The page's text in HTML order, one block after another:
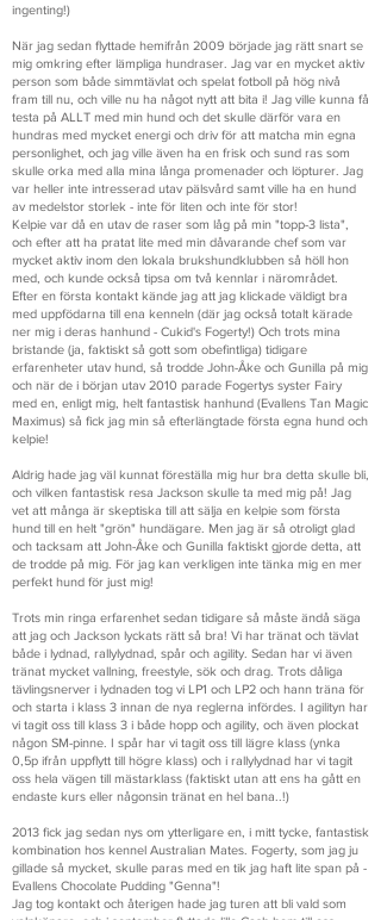
ingenting!)
När jag sedan flyttade hemifrån 2009 började jag rätt snart se
mig omkring efter lämpliga hundraser. Jag var en mycket aktiv
person som både simmtävlat och spelat fotboll på hög nivå
fram till nu, och ville nu ha något nytt att bita i! Jag ville kunna få
testa på ALLT med min hund och det skulle därför vara en
hundras med mycket energi och driv för att matcha min egna
personlighet, och jag ville även ha en frisk och sund ras som
skulle orka med alla mina långa promenader och löpturer. Jag
var heller inte intresserad utav pälsvård samt ville ha en hund
av medelstor storlek - inte för liten och inte för stor!
Kelpie var då en utav de raser som låg på min "topp-3 lista",
och efter att ha pratat lite med min dåvarande chef som var
mycket aktiv inom den lokala brukshundklubben så höll hon
med, och kunde också tipsa om två kennlar i närområdet.
Efter en första kontakt kände jag att jag klickade väldigt bra
med uppfödarna till ena kenneln (där jag också totalt kärade
ner mig i deras hanhund - Cukid's Fogerty!) Och trots mina
bristande (ja, faktiskt så gott som obefintliga) tidigare
erfarenheter utav hund, så trodde John-Åke och Gunilla på mig
och när de i början utav 2010 parade Fogertys syster Fairy
med en, enligt mig, helt fantastisk hanhund (Evallens Tan Magic
Maximus) så fick jag min så efterlängtade första egna hund och
kelpie!
Aldrig hade jag väl kunnat föreställa mig hur bra detta skulle bli,
och vilken fantastisk resa Jackson skulle ta med mig på! Jag
vet att många är skeptiska till att sälja en kelpie som första
hund till en helt "grön" hundägare. Men jag är så otroligt glad
och tacksam att John-Åke och Gunilla faktiskt gjorde detta, att
de trodde på mig. För jag kan verkligen inte tänka mig en mer
perfekt hund för just mig!
Trots min ringa erfarenhet sedan tidigare så måste ändå säga
att jag och Jackson lyckats rätt så bra! Vi har tränat och tävlat
både i lydnad, rallylydnad, spår och agility. Sedan har vi även
tränat mycket vallning, freestyle, sök och drag. Trots dåliga
tävlingsnerver i lydnaden tog vi LP1 och LP2 och hann träna för
och starta i klass 3 innan de nya reglerna infördes. I agilityn har
vi tagit oss till klass 3 i både hopp och agility, och även plockat
någon SM-pinne. I spår har vi tagit oss till lägre klass (ynka
0,5p ifrån uppflytt till högre klass) och i rallylydnad har vi tagit
oss hela vägen till mästarklass (faktiskt utan att ens ha gått en
endaste kurs eller någonsin tränat en hel bana..!)
2013 fick jag sedan nys om ytterligare en, i mitt tycke, fantastisk
kombination hos kennel Australian Mates. Fogerty, som jag ju
gillade så mycket, skulle paras med en tik jag haft lite span på -
Evallens Chocolate Pudding "Genna"!
Jag tog kontakt och återigen hade jag turen att bli vald som